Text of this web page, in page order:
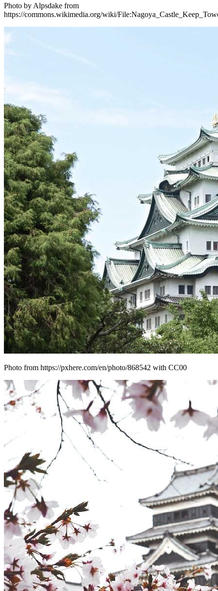
Photo by Alpsdake from
https://commons.wikimedia.org/wiki/
Photo from https://pxhere.com/en/photo/868542 with CC00